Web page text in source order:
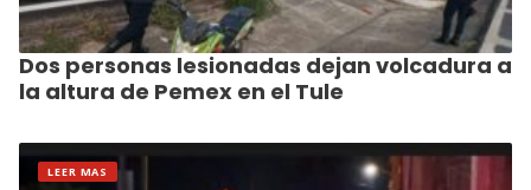
Dos personas lesionadas dejan volcadura a
la altura de Pemex en el Tule
LEER MAS